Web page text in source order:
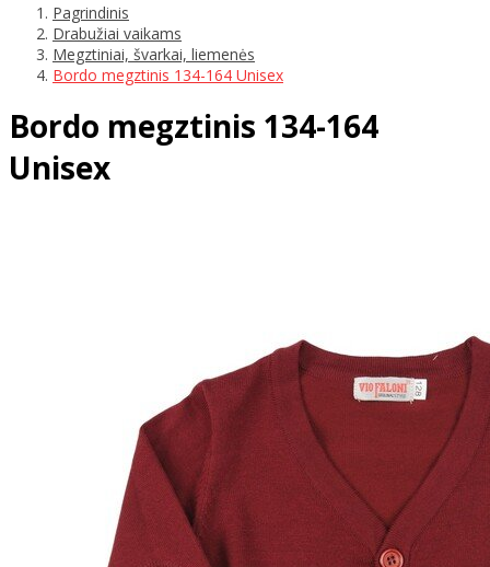
Pagrindinis
Drabužiai vaikams
Megztiniai, švarkai, liemenės
Bordo megztinis 134-164 Unisex
Bordo megztinis 134-164
Unisex